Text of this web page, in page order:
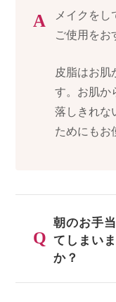
敏感肌の方へド
ルンリンクルを
してお使いいた
ために
メイクを
ご使用をお
皮脂はお肌
す。お肌か
落しきれな
ためにもお
朝のお手
てしまい
か？